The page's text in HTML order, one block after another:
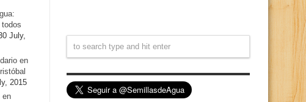
todos
July,
en
2015
en